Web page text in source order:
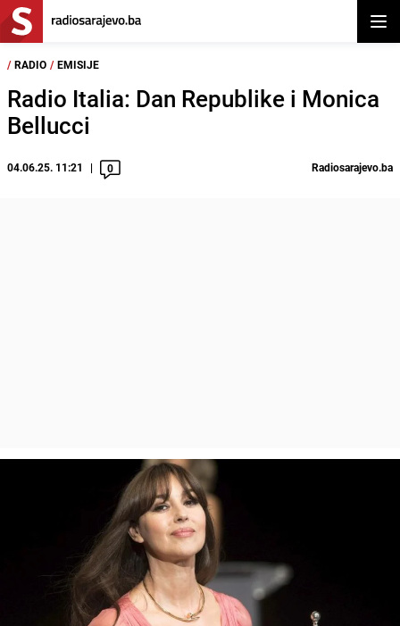
/ RADIO / EMISIJE
Radio Italia: Dan Republike i Monica
Bellucci
04.06.25. 11:21 0 Radiosarajevo.ba